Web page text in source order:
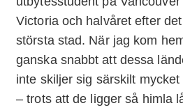
Victoria och halvåret efter
största stad. När jag kom
ganska snabbt att dessa
inte skiljer sig särskilt
– trots att de ligger så himla